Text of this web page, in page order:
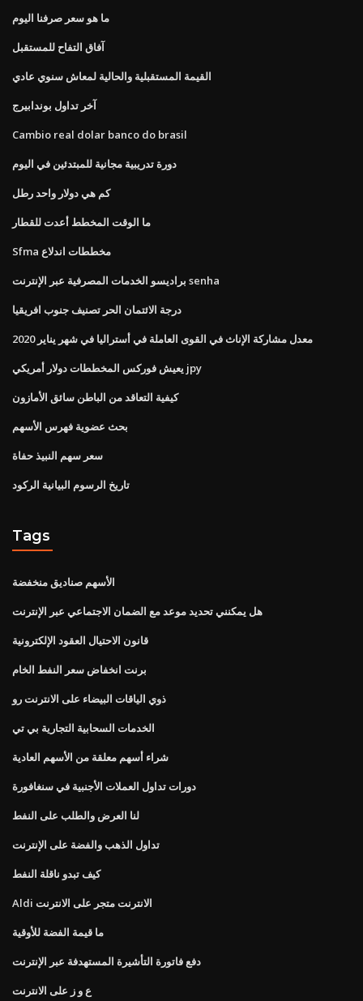
ما هو سعر صرفنا اليوم
آفاق التفاح للمستقبل
القيمة المستقبلية والحالية لمعاش سنوي عادي
آخر تداول بوندابيرج
Cambio real dolar banco do brasil
دورة تدريبية مجانية للمبتدئين في اليوم
كم هي دولار واحد رطل
ما الوقت المخطط أعدت للقطار
Sfma مخططات اندلاع
براديسو الخدمات المصرفية عبر الإنترنت senha
درجة الائتمان الحر تصنيف جنوب افريقيا
معدل مشاركة الإناث في القوى العاملة في أستراليا في شهر يناير 2020
يعيش فوركس المخططات دولار أمريكي jpy
كيفية التعاقد من الباطن سائق الأمازون
بحث عضوية فهرس الأسهم
سعر سهم النبيذ حفاة
تاريخ الرسوم البيانية الركود
Tags
الأسهم صناديق منخفضة
هل يمكنني تحديد موعد مع الضمان الاجتماعي عبر الإنترنت
قانون الاحتيال العقود الإلكترونية
برنت انخفاض سعر النفط الخام
ذوي الياقات البيضاء على الانترنت رو
الخدمات السحابية التجارية بي تي
شراء أسهم معلقة من الأسهم العادية
دورات تداول العملات الأجنبية في سنغافورة
لنا العرض والطلب على النفط
تداول الذهب والفضة على الإنترنت
كيف تبدو ناقلة النفط
Aldi الانترنت متجر على الانترنت
ما قيمة الفضة للأوقية
دفع فاتورة التأشيرة المستهدفة عبر الإنترنت
ع و ز على الانترنت